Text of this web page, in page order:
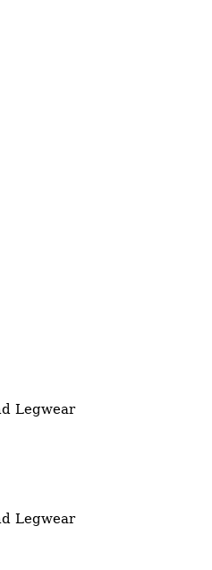
Legwear
Legwear